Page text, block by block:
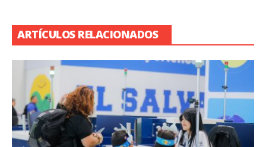
ARTÍCULOS RELACIONADOS